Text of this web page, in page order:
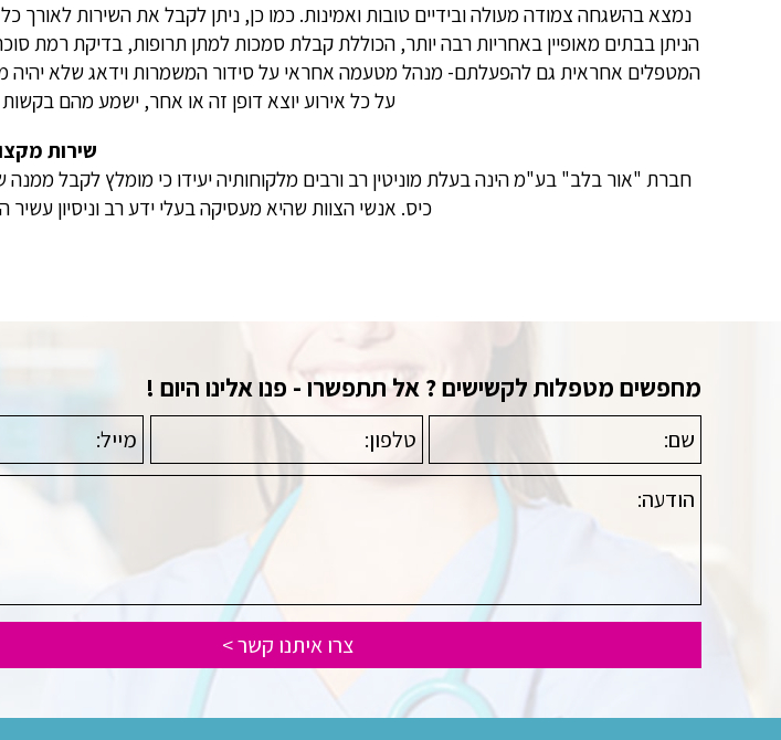
נמצא בהשגחה צמודה מעולה ובידיים טובות ואמינות. כמו כן, ניתן לקבל את השירות
הניתן בבתים מאופיין באחריות רבה יותר, הכוללת קבלת סמכות למתן תרופות, בדיקת
המטפלים אחראית גם להפעלתם- מנהל מטעמה אחראי על סידור המשמרות וידאג שלא יהיה
על כל אירוע יוצא דופן זה או אחר, ישמע מהם
שירות
חברת "אור בלב" בע"מ הינה בעלת מוניטין רב ורבים מלקוחותיה יעידו כי מומלץ לקבל ממנה
כיס. אנשי הצוות שהיא מעסיקה בעלי ידע רב וניסיון
מחפשים מטפלות לקשישים ? אל תתפשרו - פנו אלינו היום !